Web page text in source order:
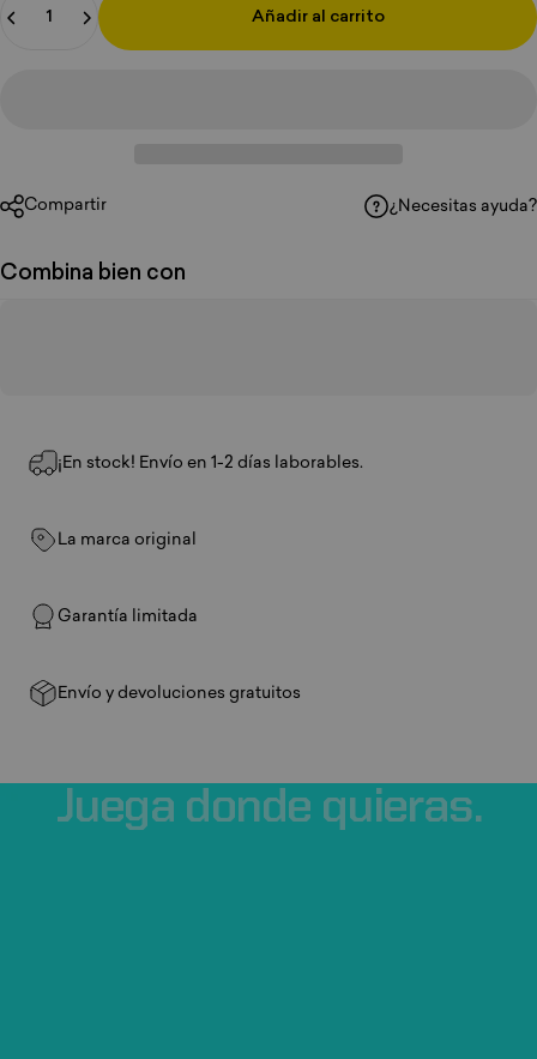
Añadir al carrito
Compartir ¿Necesitas ayuda?
Combina bien con
¡En stock! Envío en 1-2 días laborables.
La marca original
Garantía limitada
Envío y devoluciones gratuitos
Juega donde quieras.